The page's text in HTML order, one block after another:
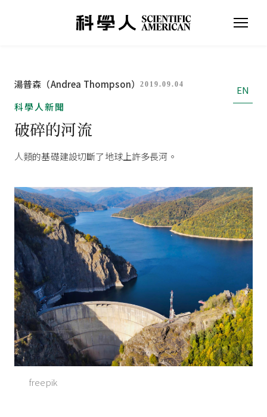
湯普森（Andrea Thompson）2019.09.04
EN
科學人新聞
破碎的河流
人類的基礎建設切斷了地球上許多長河。
freepik